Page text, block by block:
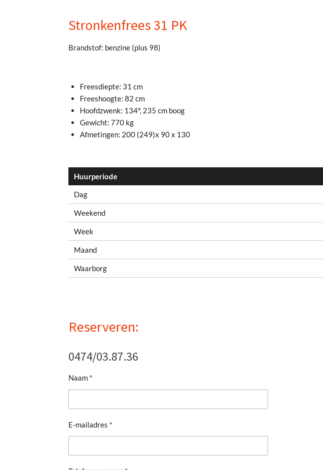
Stronkenfrees 31 PK
Brandstof: benzine (plus 98)
Freesdiepte: 31 cm
Freeshoogte: 82 cm
Hoofdzwenk: 134°, 235 cm boog
Gewicht: 770 kg
Afmetingen: 200 (249)x 90 x 130
Huurperiode
Dag
Weekend
Week
Maand
Waarborg
Reserveren:
0474/03.87.36
Naam *
E-mailadres *